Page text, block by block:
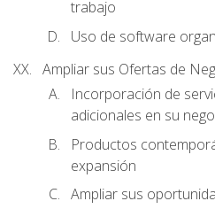
trabajo
Uso de software
Ampliar sus Ofertas de
Incorporación de
adicionales en su
Productos
expansión
Ampliar sus